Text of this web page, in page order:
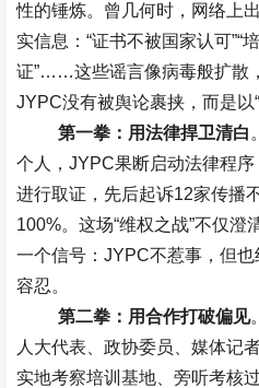
性的锤炼。曾几何时，网络上
实信息：“证书不被国家认可”“
证”……这些谣言像病毒般扩散
JYPC没有被舆论裹挟，而是以“
第一拳：用法律捍卫清白
个人，JYPC果断启动法律程
进行取证，先后起诉12家传播
100%。这场“维权之战”不仅澄
一个信号：JYPC不惹事，但
容忍。
第二拳：用合作打破偏见。
人大代表、政协委员、媒体记
实地考察培训基地、旁听考核